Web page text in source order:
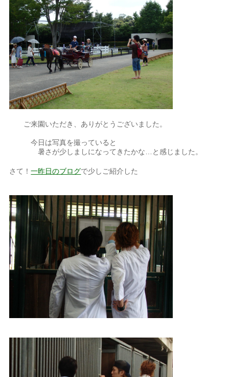
ご来園いただき、ありがとうございました。
今日は写真を撮っていると
暑さが少しましになってきたかな…と感じました。
さて！一昨日のブログで少しご紹介した